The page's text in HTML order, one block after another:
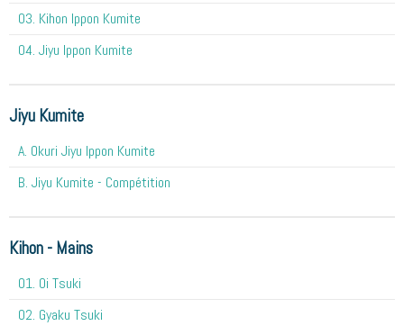
03. Kihon Ippon Kumite
04. Jiyu Ippon Kumite
Jiyu Kumite
A. Okuri Jiyu Ippon Kumite
B. Jiyu Kumite - Compétition
Kihon - Mains
O1. Oi Tsuki
02. Gyaku Tsuki